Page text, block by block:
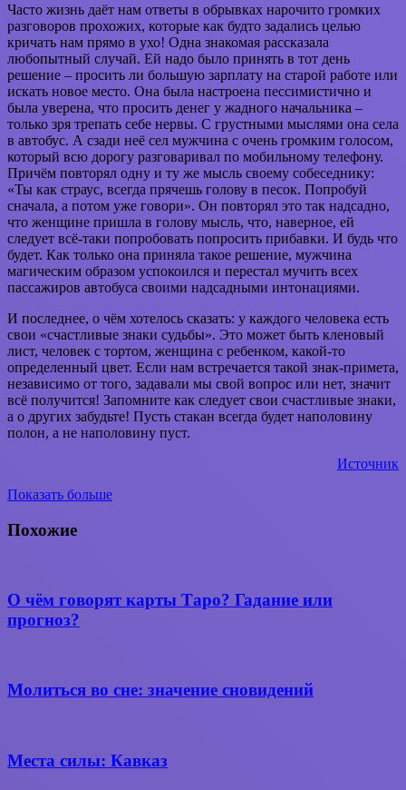
Часто жизнь даёт нам ответы в обрывках нарочито громких
разговоров прохожих, которые как будто задались целью
кричать нам прямо в ухо! Одна знакомая рассказала
любопытный случай. Ей надо было принять в тот день
решение – просить ли большую зарплату на старой работе или
искать новое место. Она была настроена пессимистично и
была уверена, что просить денег у жадного начальника –
только зря трепать себе нервы. С грустными мыслями она села
в автобус. А сзади неё сел мужчина с очень громким голосом,
который всю дорогу разговаривал по мобильному телефону.
Причём повторял одну и ту же мысль своему собеседнику:
«Ты как страус, всегда прячешь голову в песок. Попробуй
сначала, а потом уже говори». Он повторял это так надсадно,
что женщине пришла в голову мысль, что, наверное, ей
следует всё-таки попробовать попросить прибавки. И будь что
будет. Как только она приняла такое решение, мужчина
магическим образом успокоился и перестал мучить всех
пассажиров автобуса своими надсадными интонациями.
И последнее, о чём хотелось сказать: у каждого человека есть
свои «счастливые знаки судьбы». Это может быть кленовый
лист, человек с тортом, женщина с ребенком, какой-то
определенный цвет. Если нам встречается такой знак-примета,
независимо от того, задавали мы свой вопрос или нет, значит
всё получится! Запомните как следует свои счастливые знаки,
а о других забудьте! Пусть стакан всегда будет наполовину
полон, а не наполовину пуст.
Источник
Показать больше
через
Похожие
О чём говорят карты Таро? Гадание или
прогноз?
Молиться во сне: значение сновидений
Места силы: Кавказ